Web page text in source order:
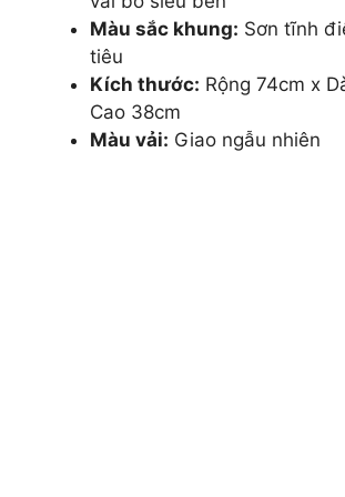
Màu sắc khung: Sơn tĩnh
tiêu
Kích thước: Rộng 74cm x
Cao 38cm
Màu vải: Giao ngẫu nhiên